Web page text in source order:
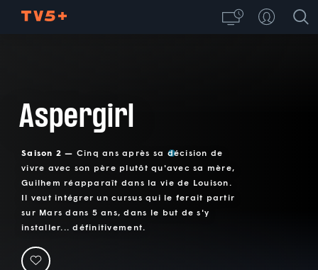
Aspergirl
Saison 2 — Cinq ans après sa décision de
vivre avec son père plutôt qu'avec sa mère,
Guilhem réapparaît dans la vie de Louison.
Il veut intégrer un cursus qui le ferait partir
sur Mars dans 5 ans, dans le but de s'y
installer... définitivement.